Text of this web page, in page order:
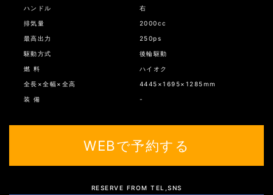
ハンドル 右
排気量 2000cc
最高出力 250ps
駆動方式 後輪駆動
燃 料 ハイオク
全長×全幅×全高 4445×1695×1285mm
装 備 -
WEBで予約する
RESERVE FROM TEL,SNS